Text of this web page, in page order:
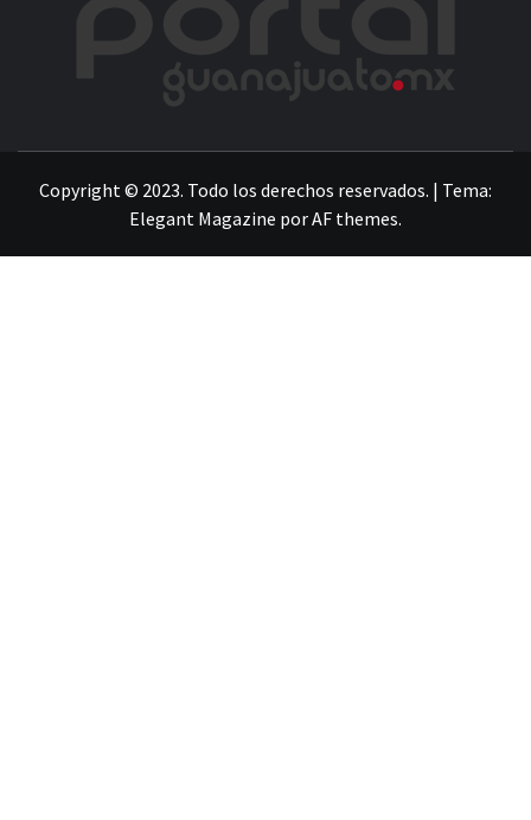
Copyright © 2023. Todo los derechos reservados. | Tema:
Elegant Magazine porAF themes.